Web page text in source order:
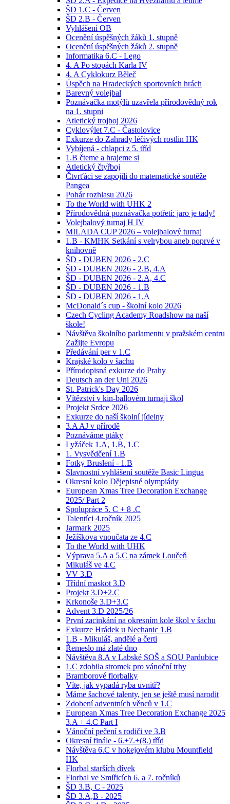
ŠD 1.C - Červen
ŠD 2.B - Červen
Vyhlášení OB
Ocenění úspěšných žáků 1. stupně
Ocenění úspěšných žáků 2. stupně
Informatika 6.C - Lego
4. A Po stopách Karla IV
4. A Cyklokurz Běleč
Úspěch na Hradeckých sportovních hrách
Barevný volejbal
Poznávačka motýlů uzavřela přírodovědný rok
na 1. stupni
Atletický trojboj 2026
Cyklovýlet 7.C - Častolovice
Exkurze do Zahrady léčivých rostlin HK
Vybíjená - chlapci z 5. tříd
1.B čteme a hrajeme si
Atletický čtyřboj
Čtvrťáci se zapojili do matematické soutěže
Pangea
Pohár rozhlasu 2026
To the World with UHK 2
Přírodovědná poznávačka potřetí: jaro je tady!
Volejbalový turnaj H IV
MILADA CUP 2026 – volejbalový turnaj
1.B - KMHK Setkání s velrybou aneb poprvé v
knihovně
ŠD - DUBEN 2026 - 2.C
ŠD - DUBEN 2026 - 2.B, 4.A
ŠD - DUBEN 2026 - 2.A, 4.C
ŠD - DUBEN 2026 - 1.B
ŠD - DUBEN 2026 - 1.A
McDonald´s cup - školní kolo 2026
Czech Cycling Academy Roadshow na naší
škole!
Návštěva školního parlamentu v pražském centru
Zažijte Evropu
Předávání per v 1.C
Krajské kolo v šachu
Přírodopisná exkurze do Prahy
Deutsch an der Uni 2026
St. Patrick's Day 2026
Vítězství v kin-ballovém turnaji škol
Projekt Srdce 2026
Exkurze do naší školní jídelny
3.A AJ v přírodě
Poznáváme ptáky
Lyžáček 1.A, 1.B, 1.C
1. Vysvědčení 1.B
Fotky Bruslení - 1.B
Slavnostní vyhlášení soutěže Basic Lingua
Okresní kolo Dějepisné olympiády
European Xmas Tree Decoration Exchange
2025/ Part 2
Spolupráce 5. C + 8 .C
Talentíci 4.ročník 2025
Jarmark 2025
Ježíškova vnoučata ze 4.C
To the World with UHK
Výprava 5.A a 5.C na zámek Loučeň
Mikuláš ve 4.C
VV 3.D
Třídní maskot 3.D
Projekt 3.D+2.C
Krkonoše 3.D+3.C
Advent 3.D 2025/26
První zacinkání na okresním kole škol v šachu
Exkurze Hrádek u Nechanic 1.B
1.B - Mikuláš, andělé a čerti
Řemeslo má zlaté dno
Návštěva 8.A v Labské SOŠ a SOU Pardubice
1.C zdobila stromek pro vánoční trhy
Bramborové florbalky
Víte, jak vypadá ryba uvnitř?
Máme šachové talenty, jen se ještě musí narodit
Zdobení adventních věnců v 1.C
European Xmas Tree Decoration Exchange 2025
3.A + 4.C Part I
Vánoční pečení s rodiči ve 3.B
Okresní finále - 6.+7.+(8.) tříd
Návštěva 6.C v hokejovém klubu Mountfield
HK
Florbal starších dívek
Florbal ve Smiřicích 6. a 7. ročníků
ŠD 3.B, C - 2025
ŠD 3.A,B - 2025